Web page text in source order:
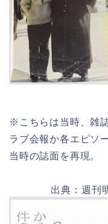
※こちらは当時、雑
ラブ会報か各エピソ
当時の誌面を再現。
出典：週刊